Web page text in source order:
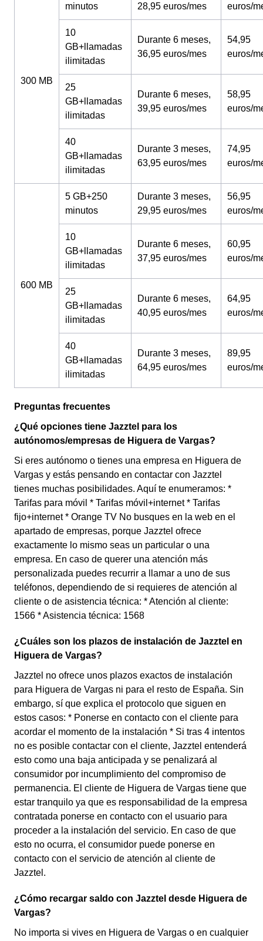
300 MB
minutos 28,95 euros/mes euros/
10
GB+llamadas
ilimitadas
Durante 6 meses,
36,95 euros/mes
54,95
euros/
25
GB+llamadas
ilimitadas
Durante 6 meses,
39,95 euros/mes
58,95
euros/
40
GB+llamadas
ilimitadas
Durante 3 meses,
63,95 euros/mes
74,95
euros/
600 MB
5 GB+250
minutos
Durante 3 meses,
29,95 euros/mes
56,95
euros/
10
GB+llamadas
ilimitadas
Durante 6 meses,
37,95 euros/mes
60,95
euros/
25
GB+llamadas
ilimitadas
Durante 6 meses,
40,95 euros/mes
64,95
euros/
40
GB+llamadas
ilimitadas
Durante 3 meses,
64,95 euros/mes
89,95
euros/
Preguntas frecuentes
¿Qué opciones tiene Jazztel para los
autónomos/empresas de Higuera de Vargas?
Si eres autónomo o tienes una empresa en Higuera de
Vargas y estás pensando en contactar con Jazztel
tienes muchas posibilidades. Aquí te enumeramos: *
Tarifas para móvil * Tarifas móvil+internet * Tarifas
fijo+internet * Orange TV No busques en la web en el
apartado de empresas, porque Jazztel ofrece
exactamente lo mismo seas un particular o una
empresa. En caso de querer una atención más
personalizada puedes recurrir a llamar a uno de sus
teléfonos, dependiendo de si requieres de atención al
cliente o de asistencia técnica: * Atención al cliente:
1566 * Asistencia técnica: 1568
¿Cuáles son los plazos de instalación de Jazztel en
Higuera de Vargas?
Jazztel no ofrece unos plazos exactos de instalación
para Higuera de Vargas ni para el resto de España. Sin
embargo, sí que explica el protocolo que siguen en
estos casos: * Ponerse en contacto con el cliente para
acordar el momento de la instalación * Si tras 4 intentos
no es posible contactar con el cliente, Jazztel entenderá
esto como una baja anticipada y se penalizará al
consumidor por incumplimiento del compromiso de
permanencia. El cliente de Higuera de Vargas tiene que
estar tranquilo ya que es responsabilidad de la empresa
contratada ponerse en contacto con el usuario para
proceder a la instalación del servicio. En caso de que
esto no ocurra, el consumidor puede ponerse en
contacto con el servicio de atención al cliente de
Jazztel.
¿Cómo recargar saldo con Jazztel desde Higuera de
Vargas?
No importa si vives en Higuera de Vargas o en cualquier